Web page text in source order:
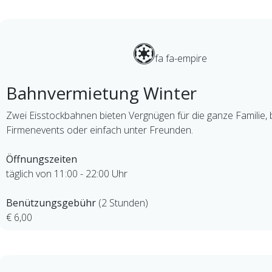
fa fa-empire
Bahnvermietung Winter
Zwei Eisstockbahnen bieten Vergnügen für die ganze Familie,
Firmenevents oder einfach unter Freunden.
Öffnungszeiten
täglich von 11:00 - 22:00 Uhr
Benützungsgebühr (2 Stunden)
€ 6,00